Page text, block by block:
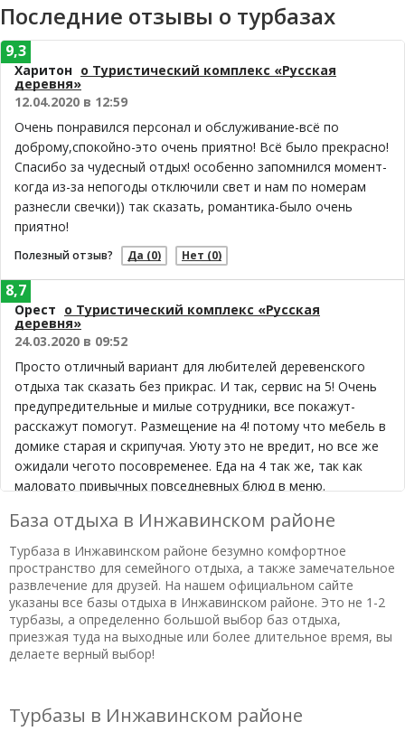
Последние отзывы о турбазах
Харитон о Туристический комплекс «Русская
деревня»
12.04.2020 в 12:59
Очень понравился персонал и обслуживание-всё по
доброму,спокойно-это очень приятно! Всё было прекрасно!
Спасибо за чудесный отдых! особенно запомнился момент-
когда из-за непогоды отключили свет и нам по номерам
разнесли свечки)) так сказать, романтика-было очень
приятно!
Полезный отзыв? Да (0) Нет (0)
9,3
Орест о Туристический комплекс «Русская
деревня»
24.03.2020 в 09:52
Просто отличный вариант для любителей деревенского
отдыха так сказать без прикрас. И так, сервис на 5! Очень
предупредительные и милые сотрудники, все покажут-
расскажут помогут. Размещение на 4! потому что мебель в
домике старая и скрипучая. Уюту это не вредит, но все же
ожидали чегото посовременее. Еда на 4 так же, так как
маловато привычных повседневных блюд в меню.
ферма, но ребенку в лбом случае понравилось. Все трое
брали велосипеды, катались по окрестностям. Места
заслуживают отдельного упоминания, таких красивейших
туманов утром никогда не видела! Итого: замечательноге
место для тех, кто не боится попасть в не тепличные
условия настоящей деревни!
Полезный отзыв? Да(0)
8,7
Ириний о Туристический комплекс «Русская
деревня»
База отдыха в Инжавинском районе
Турбаза в Инжавинском районе безумно комфортное
пространство для семейного отдыха, а также замечательное
развлечение для друзей. На нашем официальном сайте
указаны все базы отдыха в Инжавинском районе. Это не 1-2
турбазы, а определенно большой выбор баз отдыха,
приезжая туда на выходные или более длительное время, вы
делаете верный выбор!
Турбазы в Инжавинском районе